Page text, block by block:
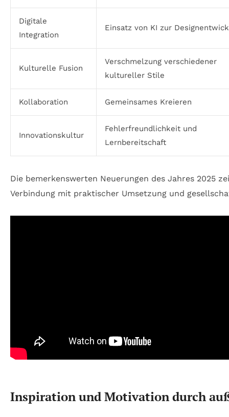
Digitale
Integration
Einsatz von KI zur
Kulturelle Fusion
Verschmelzung verschiedener
kultureller Stile
Kollaboration Gemeinsames Kreieren
Innovationskultur
Fehlerfreundlichkeit und
Lernbereitschaft
Die bemerkenswerten Neuerungen des Jahres 2025
Verbindung mit praktischer Umsetzung und
Inspiration und Motivation durch